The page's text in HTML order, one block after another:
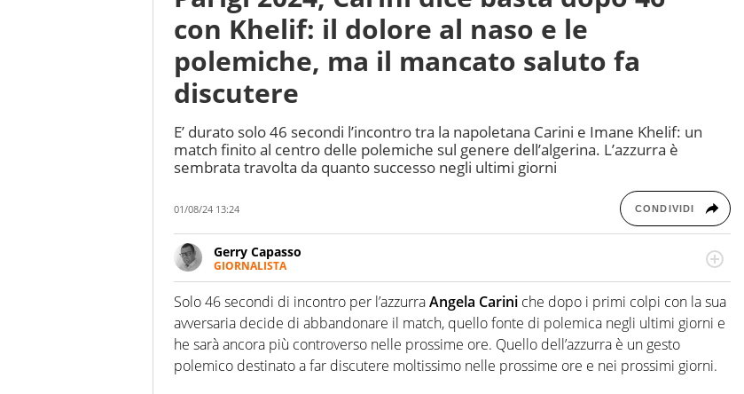
con Khelif: il dolore al naso e le
polemiche, ma il mancato saluto fa
discutere
E’ durato solo 46 secondi l’incontro tra la napoletana Carini e Imane Khelif: un
match finito al centro delle polemiche sul genere dell’algerina. L’azzurra è
sembrata travolta da quanto successo negli ultimi giorni
01/08/24 13:24 CONDIVIDI
Gerry Capasso
GIORNALISTA
Per lui gli sport americani non hanno segreti: basket, football, baseball e la capacità
innata di trovare la notizia dove altri non vedono granché
Solo 46 secondi di incontro per l’azzurraAngela Carini che dopo i primi colpi con la sua
avversaria decide di abbandonare il match, quello fonte di polemica negli ultimi giorni e
he sarà ancora più controverso nelle prossime ore. Quello dell’azzurra è un gesto
polemico destinato a far discutere moltissimo nelle prossime ore e nei prossimi giorni.